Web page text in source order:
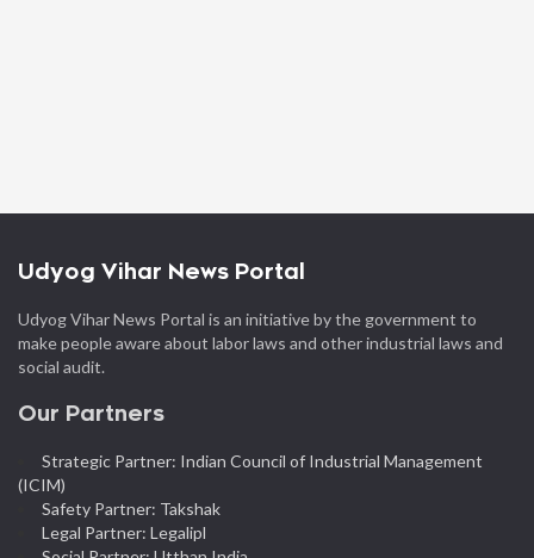
Udyog Vihar News Portal
Udyog Vihar News Portal is an initiative by the government to
make people aware about labor laws and other industrial laws and
social audit.
Our Partners
Strategic Partner: Indian Council of Industrial Management
(ICIM)
Safety Partner: Takshak
Legal Partner: Legalipl